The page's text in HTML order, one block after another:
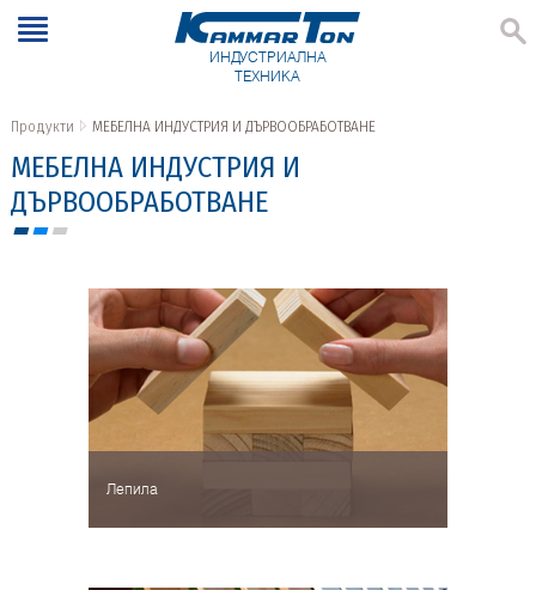
ИНДУСТРИАЛНА
ТЕХНИКА
Продукти МЕБЕЛНА ИНДУСТРИЯ И ДЪРВООБРАБОТВАНЕ
МЕБЕЛНА ИНДУСТРИЯ И
ДЪРВООБРАБОТВАНЕ
Лепила